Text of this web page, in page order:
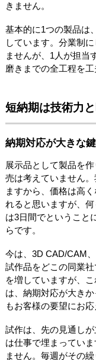
きません。
基本的に1つの製品は
しています。分業制
ませんが、1人が担当
磨きまでの全工程を工
短納期は技術力
納期対応が大きな鍵
展示品として製品を
売は考えていません
ますから、価格は高
れると思いますが、
は3日間でということ
らです。
今は、3D CAD/CAM
試作品をどこの同業
を増していますが、
は、納期対応が大き
もお客様の要望にお
試作は、先の見通し
は仕事で埋まってい
ません。毎週がその